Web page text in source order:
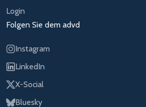
Login
Folgen Sie dem advd
Instagram
LinkedIn
X-Social
Bluesky